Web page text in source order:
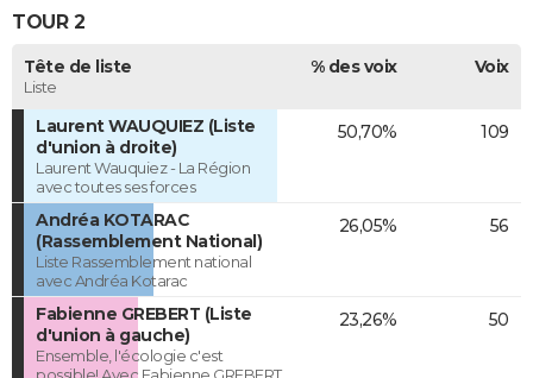
TOUR 2
Tête de liste
Liste
% des voix Voix
Laurent WAUQUIEZ (Liste
d'union à droite)
Laurent Wauquiez - La Région
avec toutes ses forces
50,70% 109
Andréa KOTARAC
(Rassemblement National)
Liste Rassemblement national
avec Andréa Kotarac
26,05% 56
Fabienne GREBERT (Liste
d'union à gauche)
Ensemble, l'écologie c'est
23,26% 50